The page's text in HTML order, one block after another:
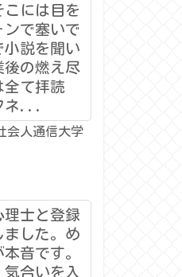
こには目を
で塞いで
小説を聞い
後の燃え尽
て拝読
ネ...
会人通信大学
理士と登録
ました。め
音です。
合いを入